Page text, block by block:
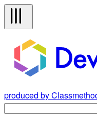
produced by